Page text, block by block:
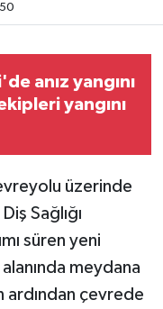
anız yangını
yangını
üzerinde
Sağlığı
süren yeni
meydana
ardından çevrede